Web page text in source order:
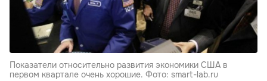
Показатели относительно развития экономики США в
первом квартале очень хорошие. Фото: smart-lab.ru